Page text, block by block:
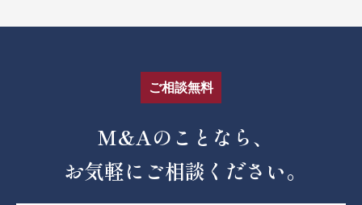
ご相談無料
M&Aのことなら、
お気軽にご相談ください。